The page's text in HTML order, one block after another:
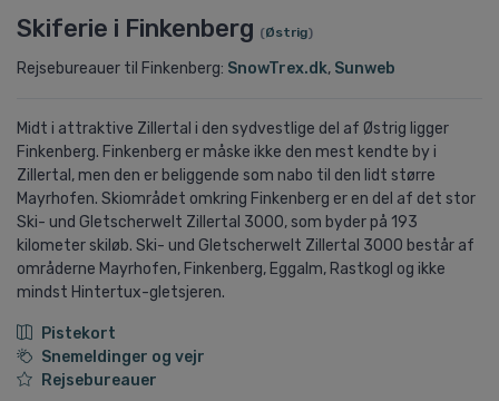
Skiferie i Finkenberg (Østrig)
Rejsebureauer til Finkenberg: SnowTrex.dk, Sunweb
Midt i attraktive Zillertal i den sydvestlige del af Østrig ligger
Finkenberg. Finkenberg er måske ikke den mest kendte by i
Zillertal, men den er beliggende som nabo til den lidt større
Mayrhofen. Skiområdet omkring Finkenberg er en del af det stor
Ski- und Gletscherwelt Zillertal 3000, som byder på 193
kilometer skiløb. Ski- und Gletscherwelt Zillertal 3000 består af
områderne Mayrhofen, Finkenberg, Eggalm, Rastkogl og ikke
mindst Hintertux-gletsjeren.
Pistekort
Snemeldinger og vejr
Rejsebureauer